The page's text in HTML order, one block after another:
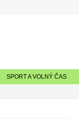
SPORT A VOLNÝ ČAS